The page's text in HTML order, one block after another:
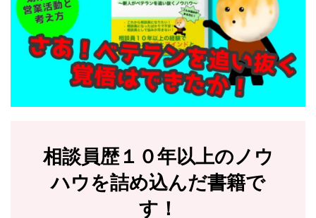
相談員歴１０年以上のノウ
ハウを詰め込んだ書籍で
す！